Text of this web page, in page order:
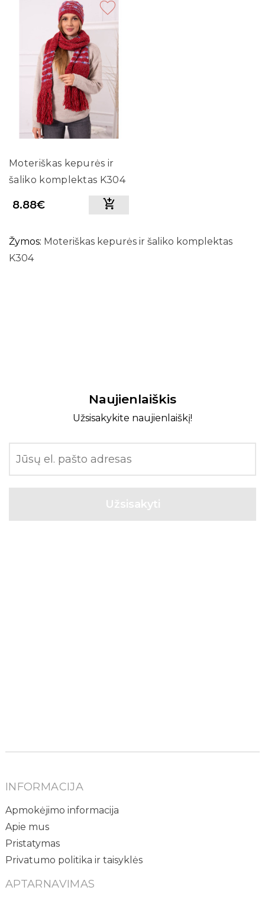
Moteriškas kepurės ir
šaliko komplektas K304
(Raudonos spalvos)
8.88€
Žymos: Moteriškas kepurės ir šaliko komplektas
K304
Naujienlaiškis
Užsisakykite naujienlaiškį!
INFORMACIJA
Apmokėjimo informacija
Apie mus
Pristatymas
Privatumo politika ir taisyklės
APTARNAVIMAS